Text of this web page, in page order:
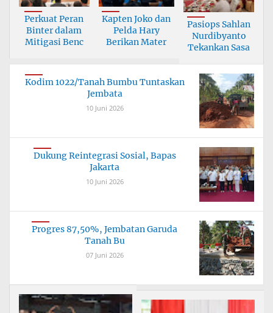
Perkuat Peran
Binter dalam
Mitigasi Benc
Kapten Joko dan
Pelda Hary
Berikan Mater
Pasiops Sahlan
Nurdibyanto
Tekankan Sasa
Kodim 1022/Tanah Bumbu Tuntaskan
Jembata
10 Juni 2026
Dukung Reintegrasi Sosial, Bapas
Jakarta
10 Juni 2026
Progres 87,50%, Jembatan Garuda
Tanah Bu
07 Juni 2026